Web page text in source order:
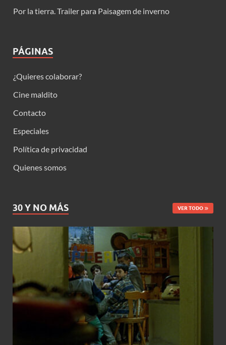
Por la tierra. Trailer para Paisagem de inverno
PÁGINAS
¿Quieres colaborar?
Cine maldito
Contacto
Especiales
Política de privacidad
Quienes somos
30 Y NO MÁS VER TODO